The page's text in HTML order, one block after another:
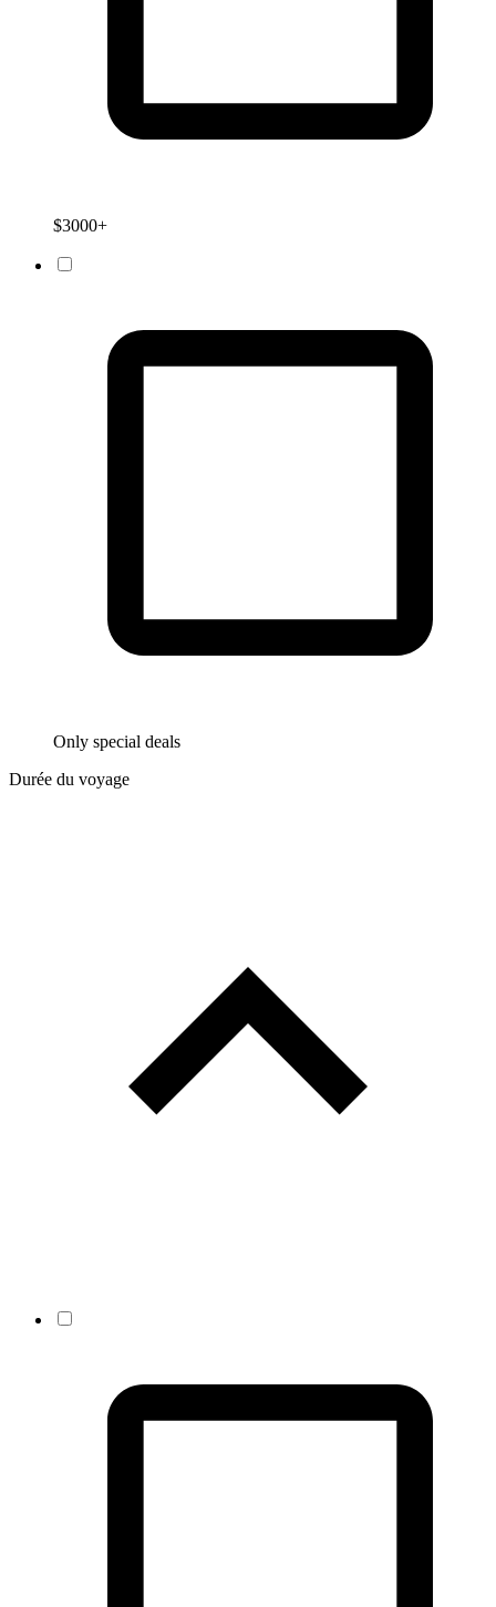
$3000+
Only special deals
Durée du voyage